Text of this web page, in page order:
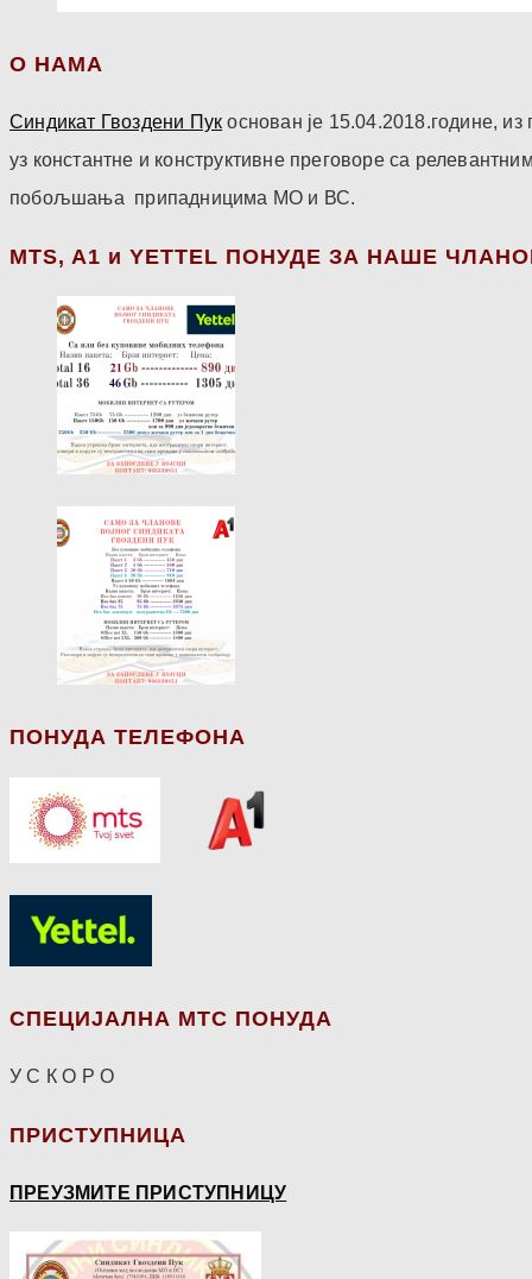
О НАМА
Синдикат Гвоздени Пук основан је 15.04.2018.године,
уз константне и конструктивне преговоре са
побољшања припадницима МО и ВС.
МТS, A1 и YETTEL ПОНУДЕ ЗА НАШЕ
ПОНУДА ТЕЛЕФОНА
СПЕЦИЈАЛНА МТС ПОНУДА
У С К О Р О
ПРИСТУПНИЦА
ПРЕУЗМИТЕ ПРИСТУПНИЦУ